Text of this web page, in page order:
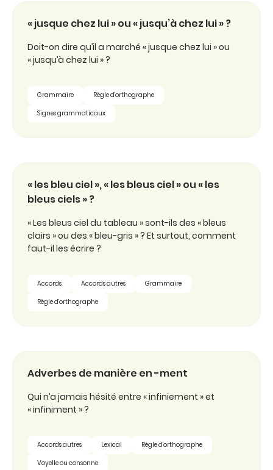
« jusque chez lui » ou « jusqu’à chez lui » ?
Doit-on dire qu’il a marché « jusque chez lui » ou
« jusqu’à chez lui » ?
Grammaire
Règle d'orthographe
Signes grammaticaux
« les bleu ciel », « les bleus ciel » ou « les
bleus ciels » ?
« Les bleus ciel du tableau » sont-ils des « bleus
clairs » ou des « bleu-gris » ? Et surtout, comment
faut-il les écrire ?
Accords Accords autres
Grammaire
Règle d'orthographe
Adverbes de manière en -ment
Qui n’a jamais hésité entre « infiniement » et
« infiniment » ?
Accords autres Lexical
Règle d'orthographe
Voyelle ou consonne